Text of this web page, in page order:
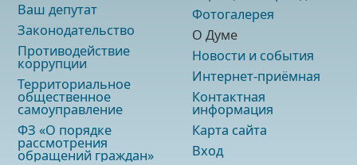
Ваш депутат
Законодательство
Противодействие
коррупции
Территориальное
общественное
самоуправление
ФЗ «О порядке
рассмотрения
обращений граждан»
Фотогалерея
О Думе
Новости и события
Интернет-приёмная
Контактная
информация
Карта сайта
Вход